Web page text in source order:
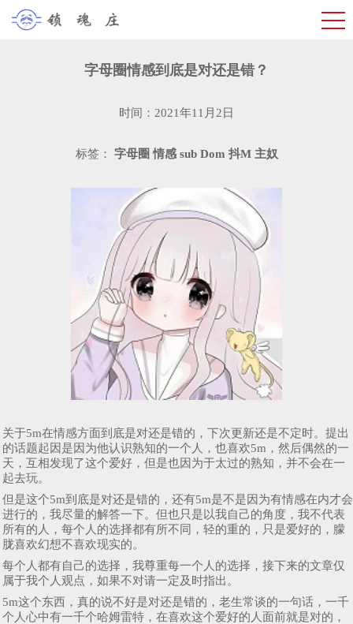
字母圈情感到底是对还是错？
时间：2021年11月2日
标签： 字母圈 情感 sub Dom 抖M 主奴
关于5m在情感方面到底是对还是错的，下次更新还是不定时。提出
的话题起因是因为他认识熟知的一个人，也喜欢5m，然后偶然的一
天，互相发现了这个爱好，但是也因为于太过的熟知，并不会在一
起去玩。
但是这个5m到底是对还是错的，还有5m是不是因为有情感在内才会
进行的，我尽量的解答一下。但也只是以我自己的角度，我不代表
所有的人，每个人的选择都有所不同，轻的重的，只是爱好的，朦
胧喜欢幻想不喜欢现实的。
每个人都有自己的选择，我尊重每一个人的选择，接下来的文章仅
属于我个人观点，如果不对请一定及时指出。
5m这个东西，真的说不好是对还是错的，老生常谈的一句话，一千
个人心中有一千个哈姆雷特，在喜欢这个爱好的人面前就是对的，